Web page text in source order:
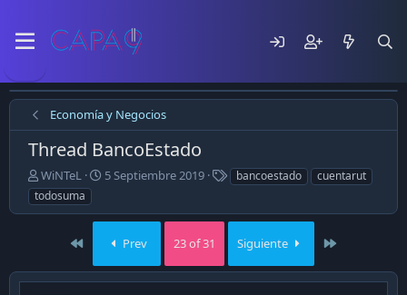
Economía y Negocios
Thread BancoEstado
E
m
p
e
WiNTeL
F
h
e
5 Septiembre 2019
T
a
s
bancoestado
cuentarut
todosuma
First Prev 23 of 31 Siguiente